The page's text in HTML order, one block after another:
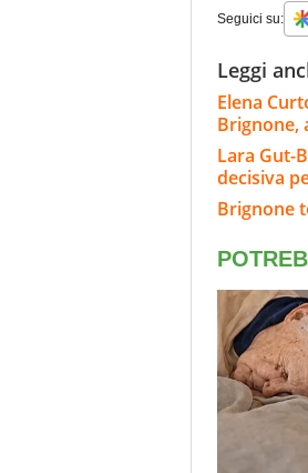
Seguici su:
Leggi
Elena
Brignone,
Lara Gut-
decisiva
Brignone